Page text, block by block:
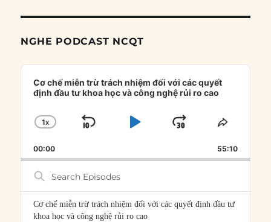
NGHE PODCAST NCQT
Audio
Player
Cơ chế miễn trừ trách nhiệm đối với các quyết
định đầu tư khoa học và công nghệ rủi ro cao
CHANGE
RATE
1X
SKIP
PLAYJUMP
FORWARD
SHARE
00:00 55:10
Search
Episodes
Cơ chế miễn trừ trách nhiệm đối với các quyết định đầu tư
khoa học và công nghệ rủi ro cao